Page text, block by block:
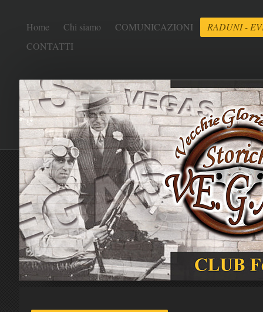
Home Chi siamo COMUNICAZIONI
RADUNI -
CONTATTI